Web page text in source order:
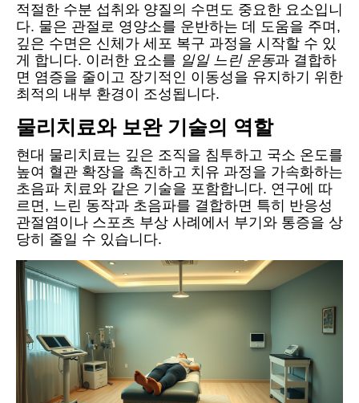
적절한 수분 섭취와 양질의 수면도 중요한 요소입니
다. 물은 관절로 영양소를 운반하는 데 도움을 주며,
깊은 수면은 신체가 세포 복구 과정을 시작할 수 있
게 합니다. 이러한 요소를 일일 느린 운동과 결합하
면 염증을 줄이고 장기적인 이동성을 유지하기 위한
최적의 내부 환경이 조성됩니다.
물리치료와 보완 기술의 역할
현대 물리치료는 깊은 조직을 침투하고 국소 온도를
높여 혈관 확장을 촉진하고 치유 과정을 가속화하는
초음파 치료와 같은 기술을 포함합니다. 연구에 따
르면, 느린 동작과 초음파를 결합하면 특히 반응성
관절염이나 스포츠 부상 사례에서 부기와 통증을 상
당히 줄일 수 있습니다.